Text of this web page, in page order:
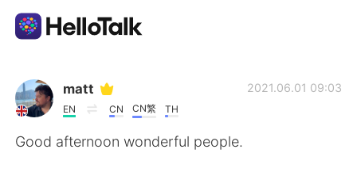
แอปแลกเปลี่ยนทางภาษา
AI Grammar Checker
matt
EN CN CN繁 TH
2021.06.01 09:03
Good afternoon wonderful people.